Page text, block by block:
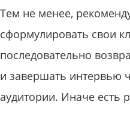
Тем не менее,
сформулировать свои
последовательно
и завершать интервью
аудитории. Иначе есть